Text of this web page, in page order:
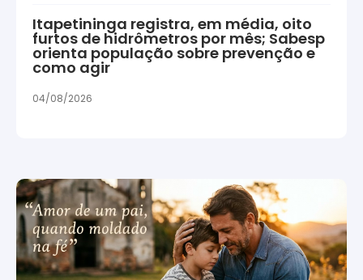
Itapetininga registra, em média, oito
furtos de hidrômetros por mês; Sabesp
orienta população sobre prevenção e
como agir
04/08/2026